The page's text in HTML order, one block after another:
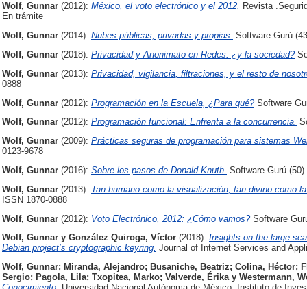
Wolf, Gunnar (2012): México, el voto electrónico y el 2012. Revista
En trámite
Wolf, Gunnar (2014): Nubes públicas, privadas y propias. Software Gurú
Wolf, Gunnar (2018): Privacidad y Anonimato en Redes: ¿y la sociedad?
Wolf, Gunnar (2013): Privacidad, vigilancia, filtraciones, y el resto de
0888
Wolf, Gunnar (2012): Programación en la Escuela, ¿Para qué?Software
Wolf, Gunnar (2012): Programación funcional: Enfrenta a la concurrencia.
Wolf, Gunnar (2009): Prácticas seguras de programación para sistemas
0123-9678
Wolf, Gunnar (2016): Sobre los pasos de Donald Knuth. Software Gurú
Wolf, Gunnar (2013): Tan humano como la visualización, tan divino como
ISSN 1870-0888
Wolf, Gunnar (2012): Voto Electrónico, 2012: ¿Cómo vamos?Software
Wolf, Gunnar y González Quiroga, Víctor (2018): Insights on the large-
Debian project’s cryptographic keyring. Journal of Internet Services and
Wolf, Gunnar; Miranda, Alejandro; Busaniche, Beatriz; Colina, Héctor;
Sergio; Pagola, Lila; Txopitea, Marko; Valverde, Érikay Westermann,